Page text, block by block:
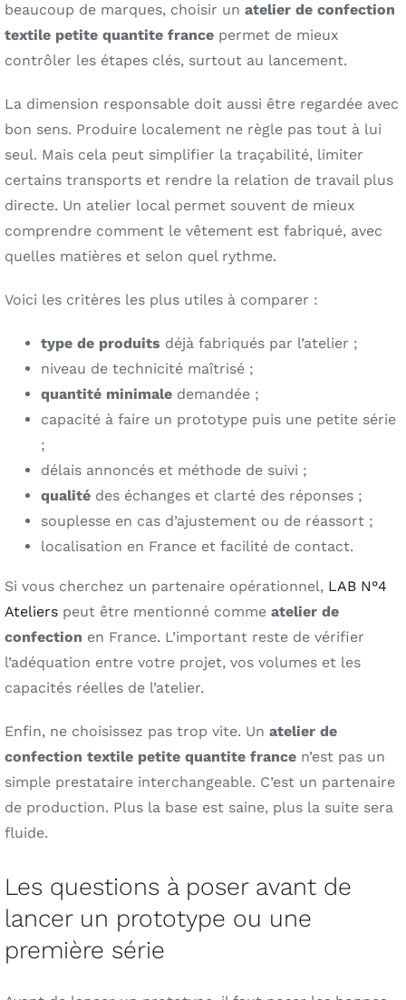
beaucoup de marques, choisir un atelier de confection
textile petite quantite france permet de mieux
contrôler les étapes clés, surtout au lancement.
La dimension responsable doit aussi être regardée avec
bon sens. Produire localement ne règle pas tout à lui
seul. Mais cela peut simplifier la traçabilité, limiter
certains transports et rendre la relation de travail plus
directe. Un atelier local permet souvent de mieux
comprendre comment le vêtement est fabriqué, avec
quelles matières et selon quel rythme.
Voici les critères les plus utiles à comparer :
type de produits déjà fabriqués par l’atelier ;
niveau de technicité maîtrisé ;
quantité minimale demandée ;
capacité à faire un prototype puis une petite série
;
délais annoncés et méthode de suivi ;
qualité des échanges et clarté des réponses ;
souplesse en cas d’ajustement ou de réassort ;
localisation en France et facilité de contact.
Si vous cherchez un partenaire opérationnel, LAB N°4
Ateliers peut être mentionné comme atelier de
confection en France. L’important reste de vérifier
l’adéquation entre votre projet, vos volumes et les
capacités réelles de l’atelier.
Enfin, ne choisissez pas trop vite. Un atelier de
confection textile petite quantite france n’est pas un
simple prestataire interchangeable. C’est un partenaire
de production. Plus la base est saine, plus la suite sera
fluide.
Les questions à poser avant de
lancer un prototype ou une
première série